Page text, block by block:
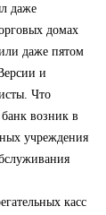
даже
домах
даже пятом
и
Что
возник в
учреждения
касс